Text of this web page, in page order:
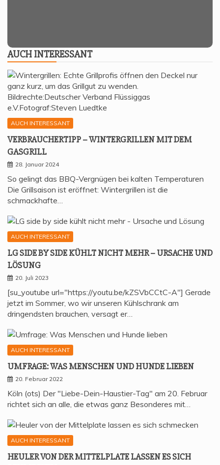
AUCH INTER­ES­SANT
AUCH INTERESSANT
VER­BRAU­CHER­TIPP – WIN­TER­GRIL­LEN MIT DEM
GASGRILL
28. Januar 2024
So gelingt das BBQ-Vergnügen bei kalten Temperaturen
Die Grillsaison ist eröffnet: Wintergrillen ist die
schmackhafte…
AUCH INTERESSANT
LG SIDE BY SIDE KÜHLT NICHT MEHR – URSA­CHE UND
LÖSUNG
20. Juli 2023
[su_youtube url="https://youtu.be/kZSVbCCtC-A"] Gerade
jetzt im Sommer, wo wir unseren Kühlschrank am
dringendsten brauchen, versagt er…
AUCH INTERESSANT
UMFRA­GE: WAS MEN­SCHEN UND HUN­DE LIEBEN
20. Februar 2022
Köln (ots) Der "Liebe-Dein-Haustier-Tag" am 20. Februar
richtet sich an alle, die etwas ganz Besonderes mit…
AUCH INTERESSANT
HEU­LER VON DER MIT­TEL­P­LA­TE LAS­SEN ES SICH